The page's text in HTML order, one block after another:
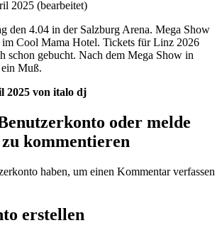
2025 (bearbeitet)
den 4.04 in der Salzburg Arena. Mega Show
im Cool Mama Hotel. Tickets für Linz 2026
schon gebucht. Nach dem Mega Show in
Muß.
2025 von italo dj
oder melde
kommentieren
haben, um einen Kommentar verfassen
erstellen